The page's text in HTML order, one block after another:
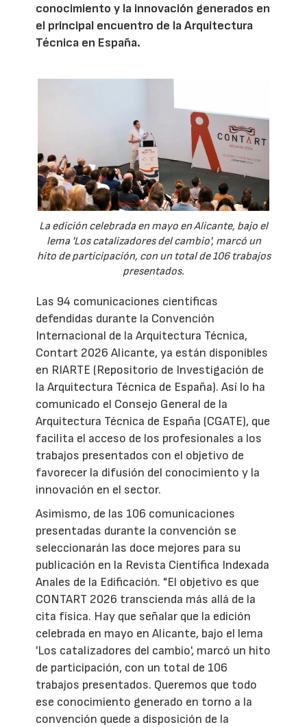
conocimiento y la innovación generados en
el principal encuentro de la Arquitectura
Técnica en España.
La edición celebrada en mayo en Alicante, bajo el
lema 'Los catalizadores del cambio', marcó un
hito de participación, con un total de 106 trabajos
presentados.
Las 94 comunicaciones científicas
defendidas durante la Convención
Internacional de la Arquitectura Técnica,
Contart 2026 Alicante, ya están disponibles
en RIARTE (Repositorio de Investigación de
la Arquitectura Técnica de España). Así lo ha
comunicado el Consejo General de la
Arquitectura Técnica de España (CGATE), que
facilita el acceso de los profesionales a los
trabajos presentados con el objetivo de
favorecer la difusión del conocimiento y la
innovación en el sector.
Asimismo, de las 106 comunicaciones
presentadas durante la convención se
seleccionarán las doce mejores para su
publicación en la Revista Científica Indexada
Anales de la Edificación. "El objetivo es que
CONTART 2026 transcienda más allá de la
cita física. Hay que señalar que la edición
celebrada en mayo en Alicante, bajo el lema
'Los catalizadores del cambio', marcó un hito
de participación, con un total de 106
trabajos presentados. Queremos que todo
ese conocimiento generado en torno a la
convención quede a disposición de la